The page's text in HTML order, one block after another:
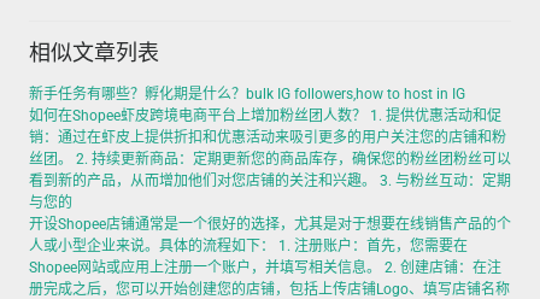
相似文章列表
新手任务有哪些？孵化期是什么？bulk IG followers,how to host in IG
如何在Shopee虾皮跨境电商平台上增加粉丝团人数？ 1. 提供优惠活动和促
销：通过在虾皮上提供折扣和优惠活动来吸引更多的用户关注您的店铺和粉
丝团。 2. 持续更新商品：定期更新您的商品库存，确保您的粉丝团粉丝可以
看到新的产品，从而增加他们对您店铺的关注和兴趣。 3. 与粉丝互动：定期
与您的
开设Shopee店铺通常是一个很好的选择，尤其是对于想要在线销售产品的个
人或小型企业来说。具体的流程如下： 1. 注册账户：首先，您需要在
Shopee网站或应用上注册一个账户，并填写相关信息。 2. 创建店铺：在注
册完成之后，您可以开始创建您的店铺，包括上传店铺Logo、填写店铺名称